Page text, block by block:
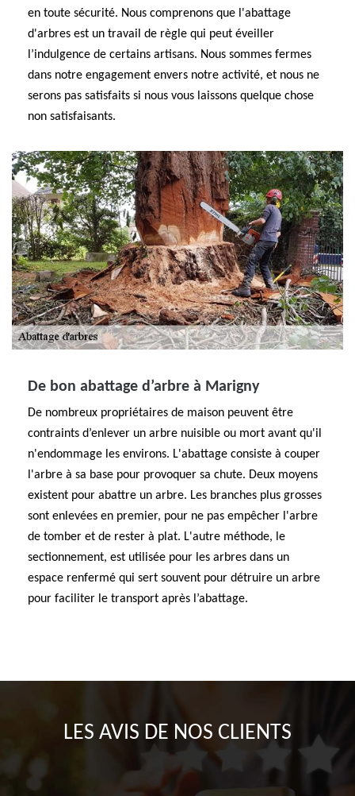
en toute sécurité. Nous comprenons que l'abattage
d'arbres est un travail de règle qui peut éveiller
l’indulgence de certains artisans. Nous sommes fermes
dans notre engagement envers notre activité, et nous ne
serons pas satisfaits si nous vous laissons quelque chose
non satisfaisants.
De bon abattage d’arbre à Marigny
De nombreux propriétaires de maison peuvent être
contraints d’enlever un arbre nuisible ou mort avant qu'il
n'endommage les environs. L'abattage consiste à couper
l'arbre à sa base pour provoquer sa chute. Deux moyens
existent pour abattre un arbre. Les branches plus grosses
sont enlevées en premier, pour ne pas empêcher l'arbre
de tomber et de rester à plat. L'autre méthode, le
sectionnement, est utilisée pour les arbres dans un
espace renfermé qui sert souvent pour détruire un arbre
pour faciliter le transport après l’abattage.
LES AVIS DE NOS CLIENTS